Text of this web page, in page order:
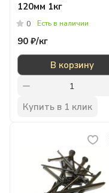
120мм 1кг
0 Есть в наличии
90 ₽/кг
В корзину
Купить в 1 клик